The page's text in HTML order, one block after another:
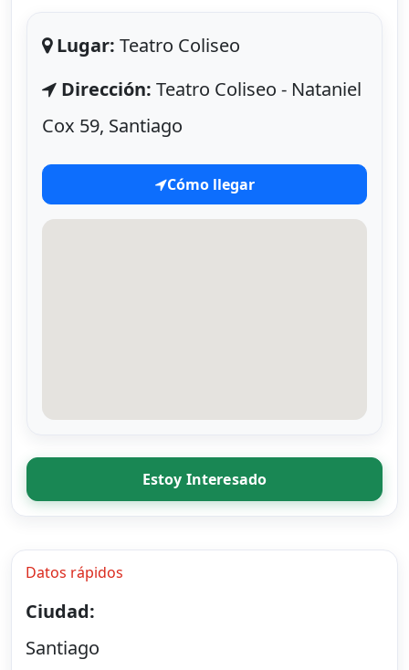
Lugar: Teatro Coliseo
Dirección: Teatro Coliseo - Nataniel
Cox 59, Santiago
Cómo llegar
Estoy Interesado
Datos rápidos
Ciudad:
Santiago